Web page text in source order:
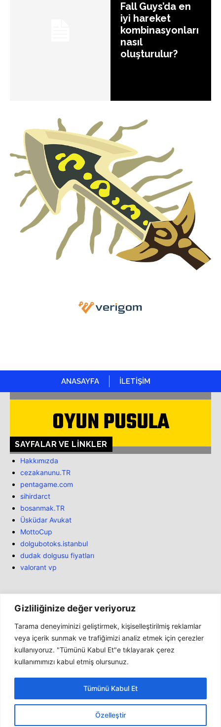
Gizliliğinize değer veriyoruz
Tarama deneyiminizi geliştirmek, kişiselleştirilmiş reklamlar
veya içerik sunmak ve trafiğimizi analiz etmek için çerezler
kullanıyoruz. "Tümünü Kabul Et"e tıklayarak çerez
kullanımımızı kabul etmiş olursunuz.
Özelleştir
Tümünü Kabul Et
Fall Guys’da en
iyi hareket
kombinasyonları
nasıl
oluşturulur?
ANASAYFA İLETİŞİM
OYUN PUSULA
SAYFALAR VE LINKLER
Hakkımızda
cezakanunu.TR
pentagame.com
sihirdarct
bosanmak.TR
Üsküdar Avukat
MottoCup
dolgubotoks.istanbul
dudak dolgusu fiyatları
valorant vp
Bülten
Haber
İnceleme
Marketler